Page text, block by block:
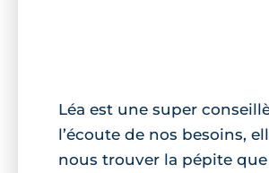
Léa est une super
l’écoute de nos besoins,
nous trouver la pépite